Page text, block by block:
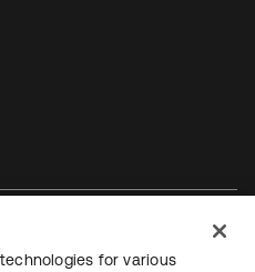
onglet
for various